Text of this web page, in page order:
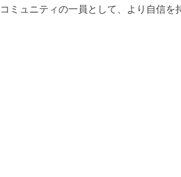
ミュニティの一員として、より自信を